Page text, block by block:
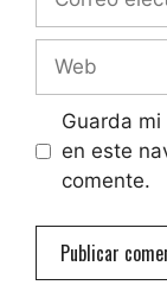
electrónico
Guarda
en este
comente.